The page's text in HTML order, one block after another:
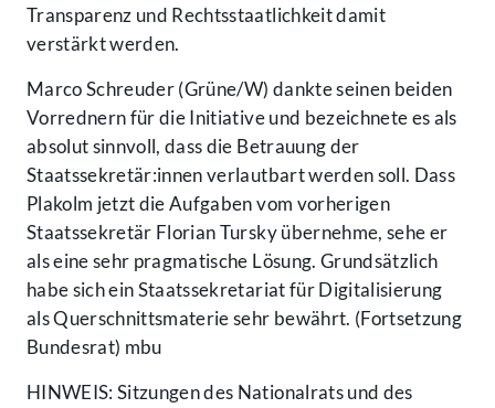
Transparenz und Rechtsstaatlichkeit damit
verstärkt werden.
Marco Schreuder (Grüne/W) dankte seinen beiden
Vorrednern für die Initiative und bezeichnete es als
absolut sinnvoll, dass die Betrauung der
Staatssekretär:innen verlautbart werden soll. Dass
Plakolm jetzt die Aufgaben vom vorherigen
Staatssekretär Florian Tursky übernehme, sehe er
als eine sehr pragmatische Lösung. Grundsätzlich
habe sich ein Staatssekretariat für Digitalisierung
als Querschnittsmaterie sehr bewährt. (Fortsetzung
Bundesrat) mbu
HINWEIS: Sitzungen des Nationalrats und des